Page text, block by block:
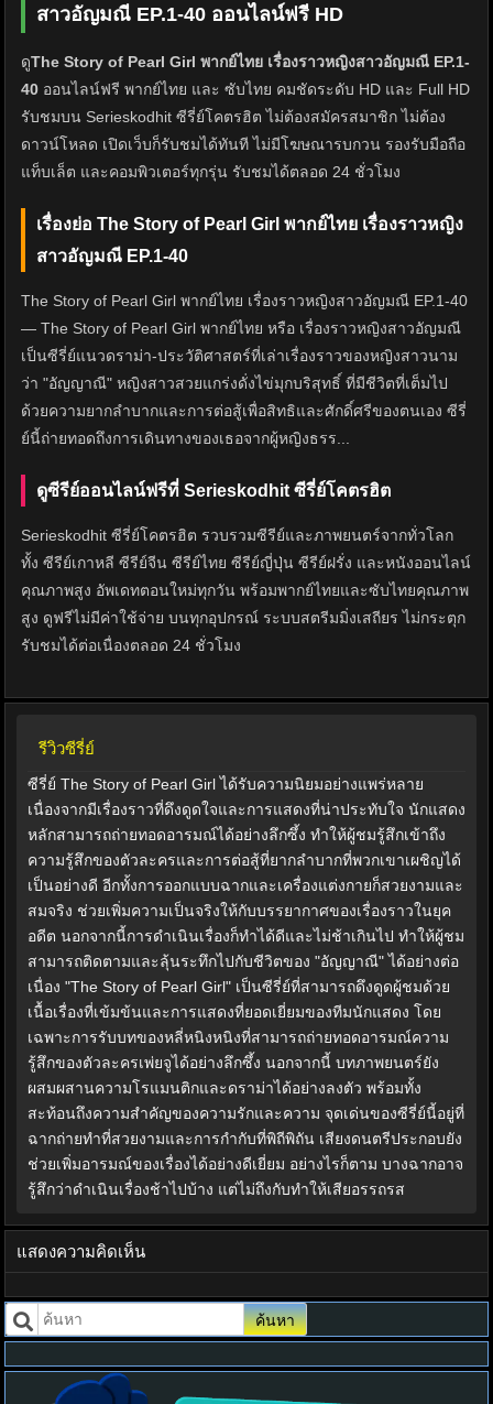
สาวอัญมณี EP.1-40 ออนไลน์ฟรี HD
ดูThe Story of Pearl Girl พากย์ไทย เรื่องราวหญิงสาวอัญมณี EP.1-
40 ออนไลน์ฟรี พากย์ไทย และ ซับไทย คมชัดระดับ HD และ Full HD
รับชมบน Serieskodhit ซีรี่ย์โคตรฮิต ไม่ต้องสมัครสมาชิก ไม่ต้อง
ดาวน์โหลด เปิดเว็บก็รับชมได้ทันที ไม่มีโฆษณารบกวน รองรับมือถือ
แท็บเล็ต และคอมพิวเตอร์ทุกรุ่น รับชมได้ตลอด 24 ชั่วโมง
เรื่องย่อ The Story of Pearl Girl พากย์ไทย เรื่องราวหญิง
สาวอัญมณี EP.1-40
The Story of Pearl Girl พากย์ไทย เรื่องราวหญิงสาวอัญมณี EP.1-40
— The Story of Pearl Girl พากย์ไทย หรือ เรื่องราวหญิงสาวอัญมณี
เป็นซีรี่ย์แนวดราม่า-ประวัติศาสตร์ที่เล่าเรื่องราวของหญิงสาวนาม
ว่า "อัญญาณี" หญิงสาวสวยแกร่งดั่งไข่มุกบริสุทธิ์ ที่มีชีวิตที่เต็มไป
ด้วยความยากลำบากและการต่อสู้เพื่อสิทธิและศักดิ์ศรีของตนเอง ซีรี่
ย์นี้ถ่ายทอดถึงการเดินทางของเธอจากผู้หญิงธรร...
ดูซีรีย์ออนไลน์ฟรีที่ Serieskodhit ซีรี่ย์โคตรฮิต
Serieskodhit ซีรี่ย์โคตรฮิต รวบรวมซีรีย์และภาพยนตร์จากทั่วโลก
ทั้ง ซีรีย์เกาหลี ซีรีย์จีน ซีรีย์ไทย ซีรีย์ญี่ปุ่น ซีรีย์ฝรั่ง และหนังออนไลน์
คุณภาพสูง อัพเดทตอนใหม่ทุกวัน พร้อมพากย์ไทยและซับไทยคุณภาพ
สูง ดูฟรีไม่มีค่าใช้จ่าย บนทุกอุปกรณ์ ระบบสตรีมมิ่งเสถียร ไม่กระตุก
รับชมได้ต่อเนื่องตลอด 24 ชั่วโมง
รีวิวซีรี่ย์
ซีรี่ย์ The Story of Pearl Girl ได้รับความนิยมอย่างแพร่หลาย
เนื่องจากมีเรื่องราวที่ดึงดูดใจและการแสดงที่น่าประทับใจ นักแสดง
หลักสามารถถ่ายทอดอารมณ์ได้อย่างลึกซึ้ง ทำให้ผู้ชมรู้สึกเข้าถึง
ความรู้สึกของตัวละครและการต่อสู้ที่ยากลำบากที่พวกเขาเผชิญได้
เป็นอย่างดี อีกทั้งการออกแบบฉากและเครื่องแต่งกายก็สวยงามและ
สมจริง ช่วยเพิ่มความเป็นจริงให้กับบรรยากาศของเรื่องราวในยุค
อดีต นอกจากนี้การดำเนินเรื่องก็ทำได้ดีและไม่ช้าเกินไป ทำให้ผู้ชม
สามารถติดตามและลุ้นระทึกไปกับชีวิตของ "อัญญาณี" ได้อย่างต่อ
เนื่อง "The Story of Pearl Girl" เป็นซีรี่ย์ที่สามารถดึงดูดผู้ชมด้วย
เนื้อเรื่องที่เข้มข้นและการแสดงที่ยอดเยี่ยมของทีมนักแสดง โดย
เฉพาะการรับบทของหลี่หนิงหนิงที่สามารถถ่ายทอดอารมณ์ความ
รู้สึกของตัวละครเพ่ยจูได้อย่างลึกซึ้ง นอกจากนี้ บทภาพยนตร์ยัง
ผสมผสานความโรแมนติกและดราม่าได้อย่างลงตัว พร้อมทั้ง
สะท้อนถึงความสำคัญของความรักและความ จุดเด่นของซีรี่ย์นี้อยู่ที่
ฉากถ่ายทำที่สวยงามและการกำกับที่พิถีพิถัน เสียงดนตรีประกอบยัง
ช่วยเพิ่มอารมณ์ของเรื่องได้อย่างดีเยี่ยม อย่างไรก็ตาม บางฉากอาจ
รู้สึกว่าดำเนินเรื่องช้าไปบ้าง แต่ไม่ถึงกับทำให้เสียอรรถรส
แสดงความคิดเห็น
ค้นหา